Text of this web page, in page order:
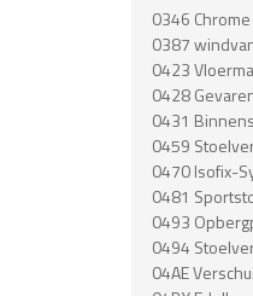
0346
0387
0423
0428
0431
0459
0470 Isofix-
0481
0493
0494
04AE